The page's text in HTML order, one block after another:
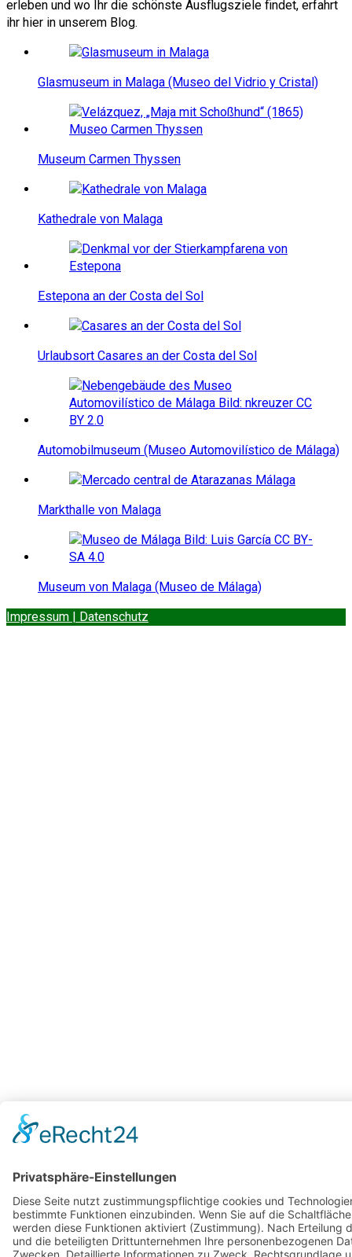
erleben und wo Ihr die schönste Ausflugsziele findet, erfahrt
ihr hier in unserem Blog.
Glasmuseum in Malaga (Museo del Vidrio y Cristal)
Museum Carmen Thyssen
Kathedrale von Malaga
Estepona an der Costa del Sol
Urlaubsort Casares an der Costa del Sol
Automobilmuseum (Museo Automovilístico de Málaga)
Markthalle von Malaga
Museum von Malaga (Museo de Málaga)
Impressum | Datenschutz